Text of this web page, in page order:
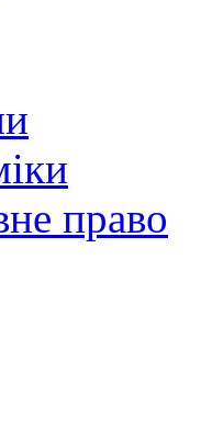
право